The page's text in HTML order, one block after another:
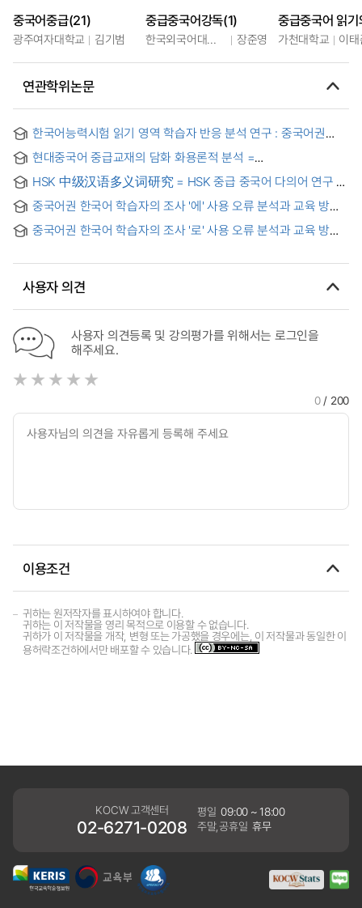
중국어중급(21)
광주여자대학교 김기범
중급중국어강독(1)
한국외국어대학교 장준영
중급중국어 읽
가천대학교 이
연관학위논문
한국어능력시험 읽기 영역 학습자 반응 분석 연구 : 중국어권
현대중국어 중급교재의 담화 화용론적 분석 =
從語篇語用的角度分析現代漢語中級敎材
HSK 中级汉语多义词研究 = HSK 중급 중국어 다의어 연구 =
Chinese
중국어권 한국어 학습자의 조사 '에' 사용 오류 분석과 교육 방안 :
중국어권 한국어 학습자의 조사 '로' 사용 오류 분석과 교육 방안 :
사용자 의견
사용자 의견등록 및 강의평가를 위해서는 로그인을
해주세요.
0/ 200
이용조건
귀하는 원저작자를 표시하여야 합니다.
귀하는 이 저작물을 영리 목적으로 이용할 수 없습니다.
귀하가 이 저작물을 개작, 변형 또는 가공했을 경우에는, 이 저작물과 동일한 이
용허락조건하에서만 배포할 수 있습니다.
KOCW 고객센터
02-6271-0208
평일 09:00 ~ 18:00
주말,공휴일 휴무